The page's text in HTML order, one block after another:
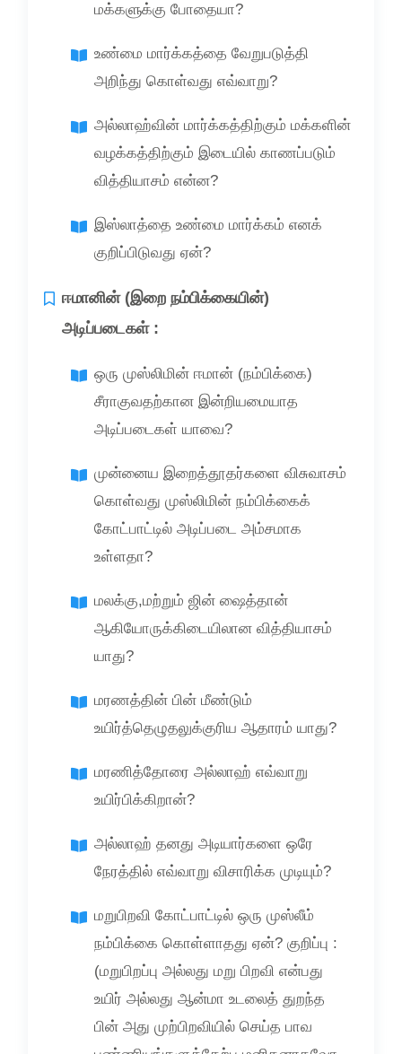
மக்களுக்கு போதையா?
உண்மை மார்க்கத்தை வேறுபடுத்தி
அறிந்து கொள்வது எவ்வாறு?
அல்லாஹ்வின் மார்க்கத்திற்கும் மக்களின்
வழக்கத்திற்கும் இடையில் காணப்படும்
வித்தியாசம் என்ன?
இஸ்லாத்தை உண்மை மார்க்கம் எனக்
குறிப்பிடுவது ஏன்?
ஈமானின் (இறை நம்பிக்கையின்)
அடிப்படைகள் :
ஒரு முஸ்லிமின் ஈமான் (நம்பிக்கை)
சீராகுவதற்கான இன்றியமையாத
அடிப்படைகள் யாவை?
முன்னைய இறைத்தூதர்களை விசுவாசம்
கொள்வது முஸ்லிமின் நம்பிக்கைக்
கோட்பாட்டில் அடிப்படை அம்சமாக
உள்ளதா?
மலக்கு,மற்றும் ஜின் ஷைத்தான்
ஆகியோருக்கிடையிலான வித்தியாசம்
யாது?
மரணத்தின் பின் மீண்டும்
உயிர்த்தெழுதலுக்குரிய ஆதாரம் யாது?
மரணித்தோரை அல்லாஹ் எவ்வாறு
உயிர்பிக்கிறான்?
அல்லாஹ் தனது அடியார்களை ஒரே
நேரத்தில் எவ்வாறு விசாரிக்க முடியும்?
மறுபிறவி கோட்பாட்டில் ஒரு முஸ்லீம்
நம்பிக்கை கொள்ளாதது ஏன்? குறிப்பு :
(மறுபிறப்பு அல்லது மறு பிறவி என்பது
உயிர் அல்லது ஆன்மா உடலைத் துறந்த
பின் அது முற்பிறவியில் செய்த பாவ